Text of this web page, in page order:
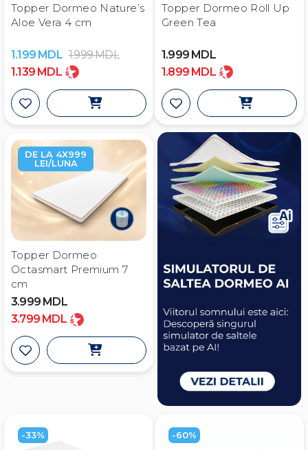
Topper Dormeo Nature’s
Aloe Vera 4 cm
1.199 MDL 1.999MDL
1.139 MDL
Topper Dormeo Roll Up
Green Tea
1.999 MDL
1.899 MDL
DE LA 4X999
LEI/LUNA
Topper Dormeo
Octasmart Premium 7
cm
3.999 MDL
3.799 MDL
-33% -60%